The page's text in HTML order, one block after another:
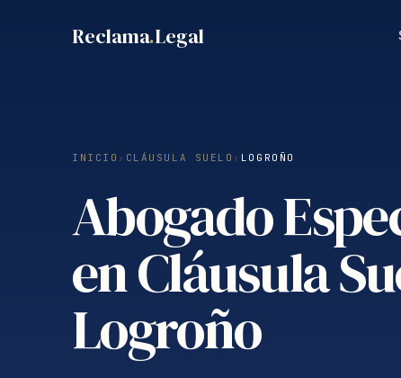
Reclama.Legal
INICIO › CLÁUSULA SUELO › LOGROÑO
Abogado
en Cláusula
Logroño